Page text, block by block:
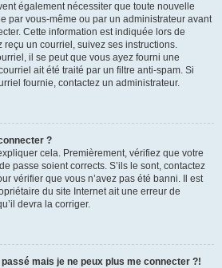
également nécessiter que toute nouvelle
par vous-même ou par un administrateur avant
Cette information est indiquée lors de
reçu un courriel, suivez ses instructions.
il se peut que vous ayez fourni une
ait été traité par un filtre anti-spam. Si
fournie, contactez un administrateur.
?
cela. Premièrement, vérifiez que votre
passe soient corrects. S’ils le sont, contactez
vérifier que vous n’avez pas été banni. Il est
du site Internet ait une erreur de
devra la corriger.
mais je ne peux plus me connecter ?!